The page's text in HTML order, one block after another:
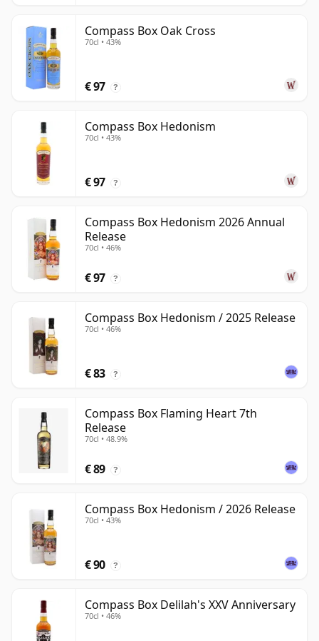
Compass Box Oak Cross
70cl • 43%
€ 97 ?
Compass Box Hedonism
70cl • 43%
€ 97 ?
Compass Box Hedonism 2026 Annual
Release
70cl • 46%
€ 97 ?
Compass Box Hedonism / 2025 Release
70cl • 46%
€ 83 ?
Compass Box Flaming Heart 7th
Release
70cl • 48.9%
€ 89 ?
Compass Box Hedonism / 2026 Release
70cl • 43%
€ 90 ?
Compass Box Delilah's XXV Anniversary
70cl • 46%